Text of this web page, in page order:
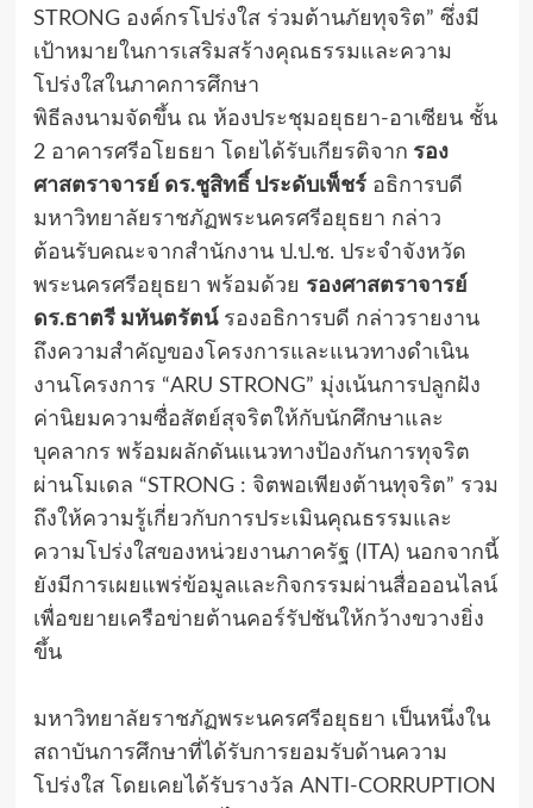
STRONG องค์กรโปร่งใส ร่วมต้านภัยทุจริต” ซึ่งมี
เป้าหมายในการเสริมสร้างคุณธรรมและความ
โปร่งใสในภาคการศึกษา
พิธีลงนามจัดขึ้น ณ ห้องประชุมอยุธยา-อาเซียน ชั้น
2 อาคารศรีอโยธยา โดยได้รับเกียรติจาก รอง
ศาสตราจารย์ ดร.ชูสิทธิ์ ประดับเพ็ชร์อธิการบดี
มหาวิทยาลัยราชภัฏพระนครศรีอยุธยา กล่าว
ต้อนรับคณะจากสำนักงาน ป.ป.ช. ประจำจังหวัด
พระนครศรีอยุธยา พร้อมด้วย รองศาสตราจารย์
ดร.ธาตรี มหันตรัตน์รองอธิการบดี กล่าวรายงาน
ถึงความสำคัญของโครงการและแนวทางดำเนิน
งานโครงการ “ARU STRONG” มุ่งเน้นการปลูกฝัง
ค่านิยมความซื่อสัตย์สุจริตให้กับนักศึกษาและ
บุคลากร พร้อมผลักดันแนวทางป้องกันการทุจริต
ผ่านโมเดล “STRONG : จิตพอเพียงต้านทุจริต” รวม
ถึงให้ความรู้เกี่ยวกับการประเมินคุณธรรมและ
ความโปร่งใสของหน่วยงานภาครัฐ (ITA) นอกจากนี้
ยังมีการเผยแพร่ข้อมูลและกิจกรรมผ่านสื่อออนไลน์
เพื่อขยายเครือข่ายต้านคอร์รัปชันให้กว้างขวางยิ่ง
ขึ้น
มหาวิทยาลัยราชภัฏพระนครศรีอยุธยา เป็นหนึ่งใน
สถาบันการศึกษาที่ได้รับการยอมรับด้านความ
โปร่งใส โดยเคยได้รับรางวัล ANTI-CORRUPTION